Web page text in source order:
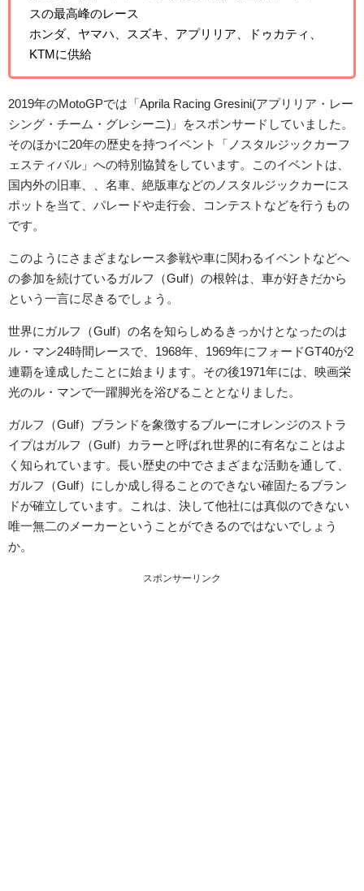
スの最高峰のレース
ホンダ、ヤマハ、スズキ、アプリリア、ドゥカティ、
KTMに供給
2019年のMotoGPでは「Aprila Racing Gresini(アプリリア・レー
シング・チーム・グレシーニ)」をスポンサードしていました。
そのほかに20年の歴史を持つイベント「ノスタルジックカーフ
ェスティバル」への特別協賛をしています。このイベントは、
国内外の旧車、、名車、絶版車などのノスタルジックカーにス
ポットを当て、パレードや走行会、コンテストなどを行うもの
です。
このようにさまざまなレース参戦や車に関わるイベントなどへ
の参加を続けているガルフ（Gulf）の根幹は、車が好きだから
という一言に尽きるでしょう。
世界にガルフ（Gulf）の名を知らしめるきっかけとなったのは
ル・マン24時間レースで、1968年、1969年にフォードGT40が2
連覇を達成したことに始まります。その後1971年には、映画栄
光のル・マンで一躍脚光を浴びることとなりました。
ガルフ（Gulf）ブランドを象徴するブルーにオレンジのストラ
イプはガルフ（Gulf）カラーと呼ばれ世界的に有名なことはよ
く知られています。長い歴史の中でさまざまな活動を通して、
ガルフ（Gulf）にしか成し得ることのできない確固たるブラン
ドが確立しています。これは、決して他社には真似のできない
唯一無二のメーカーということができるのではないでしょう
か。
スポンサーリンク